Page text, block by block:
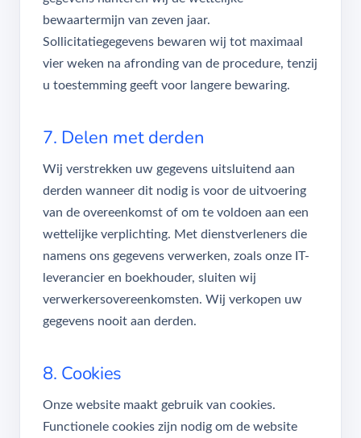
bewaartermijn van zeven jaar.
Sollicitatiegegevens bewaren wij tot maximaal
vier weken na afronding van de procedure, tenzij
u toestemming geeft voor langere bewaring.
7. Delen met derden
Wij verstrekken uw gegevens uitsluitend aan
derden wanneer dit nodig is voor de uitvoering
van de overeenkomst of om te voldoen aan een
wettelijke verplichting. Met dienstverleners die
namens ons gegevens verwerken, zoals onze IT-
leverancier en boekhouder, sluiten wij
verwerkersovereenkomsten. Wij verkopen uw
gegevens nooit aan derden.
8. Cookies
Onze website maakt gebruik van cookies.
Functionele cookies zijn nodig om de website